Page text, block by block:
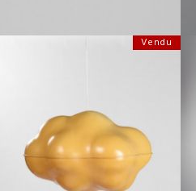
Vendu
UELI BERGER
HAUTEUR :45 CM
LARGEUR :75 CM
REF :
4382